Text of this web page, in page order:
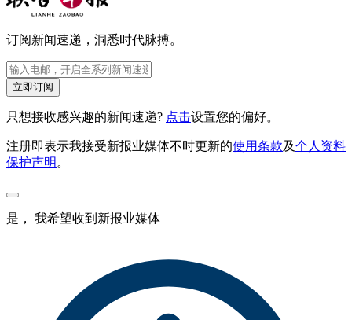
订阅新闻速递，洞悉时代脉搏。
立即订阅
只想接收感兴趣的新闻速递? 点击设置您的偏好。
注册即表示我接受新报业媒体不时更新的使用条款及个人资料
保护声明 。
是， 我希望收到新报业媒体